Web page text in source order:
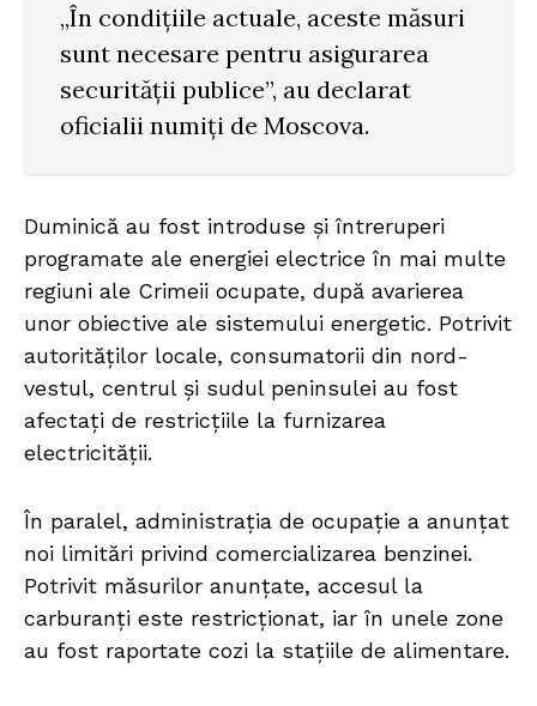
„În condițiile actuale, aceste măsuri
sunt necesare pentru asigurarea
securității publice”, au declarat
oficialii numiți de Moscova.
Duminică au fost introduse și întreruperi
programate ale energiei electrice în mai multe
regiuni ale Crimeii ocupate, după avarierea
unor obiective ale sistemului energetic. Potrivit
autorităților locale, consumatorii din nord-
vestul, centrul și sudul peninsulei au fost
afectați de restricțiile la furnizarea
electricității.
În paralel, administrația de ocupație a anunțat
noi limitări privind comercializarea benzinei.
Potrivit măsurilor anunțate, accesul la
carburanți este restricționat, iar în unele zone
au fost raportate cozi la stațiile de alimentare.